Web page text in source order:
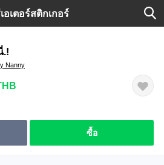
อเตอร์สติกเกอร์
.!
Nanny
ซื้อ